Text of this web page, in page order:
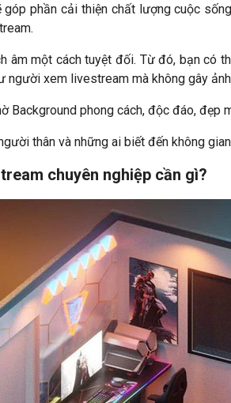
phần cải thiện chất lượng cuộc
âm một cách tuyệt đối. Từ đó, bạn có
người xem livestream mà không gây
Background phong cách, độc đáo, đẹp
thân và những ai biết đến không
chuyên nghiệp cần gì?